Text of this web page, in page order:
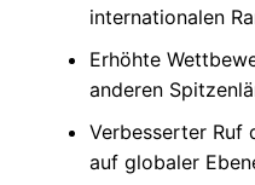
internationalen
Erhöhte
anderen
Verbesserter Ruf
auf globaler